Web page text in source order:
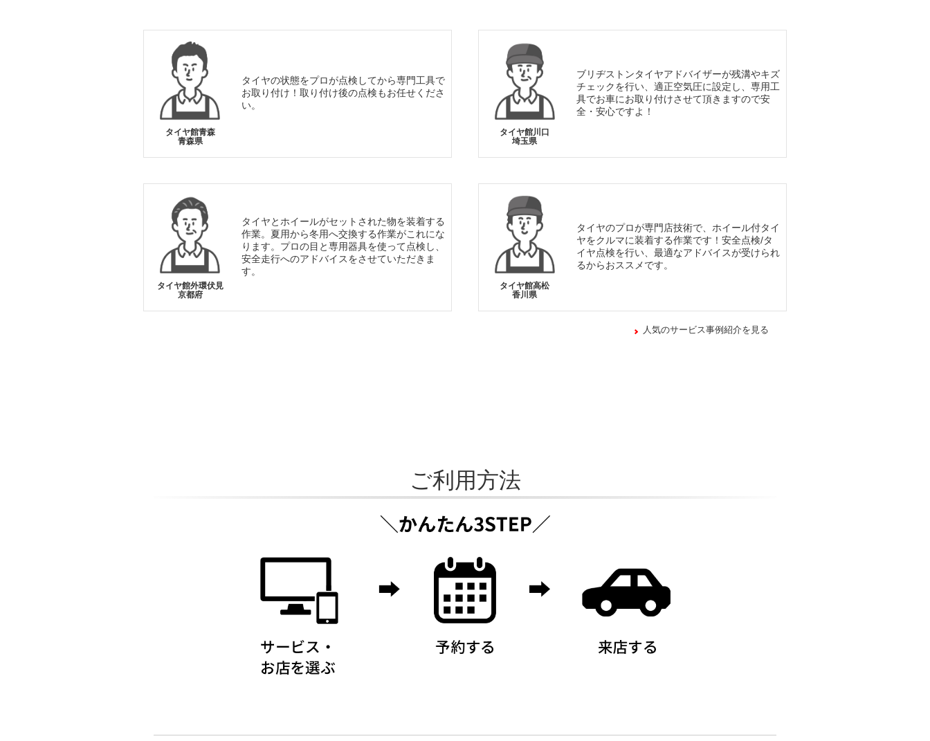
タイヤ館青森
青森県
タイヤの状態をプロが点検してから専門工具で
お取り付け！取り付け後の点検もお任せくださ
い。
タイヤ館川口
埼玉県
ブリヂストンタイヤアドバイザーが残溝やキズ
チェックを行い、適正空気圧に設定し、専用工
具でお車にお取り付けさせて頂きますので安
全・安心ですよ！
タイヤ館外環伏見
京都府
タイヤとホイールがセットされた物を装着する
作業。夏用から冬用へ交換する作業がこれにな
ります。プロの目と専用器具を使って点検し、
安全走行へのアドバイスをさせていただきま
す。
タイヤ館高松
香川県
タイヤのプロが専門店技術で、ホイール付タイ
ヤをクルマに装着する作業です！安全点検/タ
イヤ点検を行い、最適なアドバイスが受けられ
るからおススメです。
人気のサービス事例紹介を見る
ご利用方法